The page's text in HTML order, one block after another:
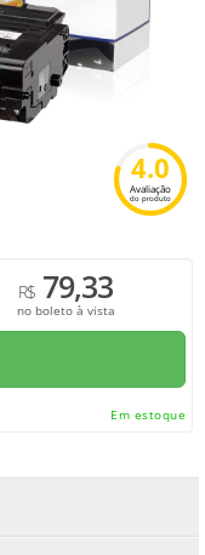
4.0
Avaliação
do produto
R$79,33
no boleto à vista
Em estoque